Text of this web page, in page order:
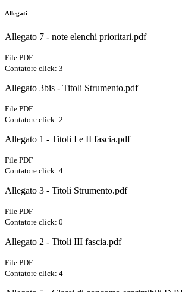
Allegati
Allegato 7 - note elenchi prioritari.pdf
File PDF
Contatore click: 3
Allegato 3bis - Titoli Strumento.pdf
File PDF
Contatore click: 2
Allegato 1 - Titoli I e II fascia.pdf
File PDF
Contatore click: 4
Allegato 3 - Titoli Strumento.pdf
File PDF
Contatore click: 0
Allegato 2 - Titoli III fascia.pdf
File PDF
Contatore click: 4